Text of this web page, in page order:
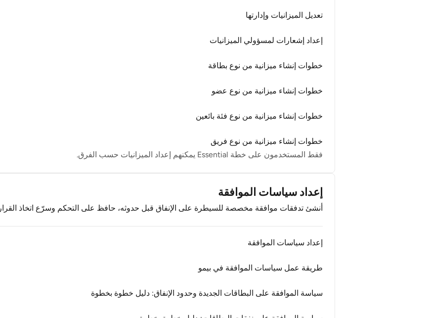
تعديل الميزانيات وإدارتها
إعداد إشعارات لمسؤولي الميزانيات
خطوات إنشاء ميزانية من نوع بطاقة
خطوات إنشاء ميزانية من نوع عضو
خطوات إنشاء ميزانية من نوع فئة بائعين
خطوات إنشاء ميزانية من نوع فريق
فقط المستخدمون على خطة Essential يمكنهم إعداد الميزانيات حسب الفرق.
إعداد سياسات الموافقة
أنشئ تدفقات موافقة مخصصة للسيطرة على الإنفاق قبل حدوثه، حافظ على التحكم وسرّع اتخاذ القرار
إعداد سياسات الموافقة
طريقة عمل سياسات الموافقة في بيمو
سياسة الموافقة على البطاقات الجديدة وحدود الإنفاق: دليل خطوة بخطوة